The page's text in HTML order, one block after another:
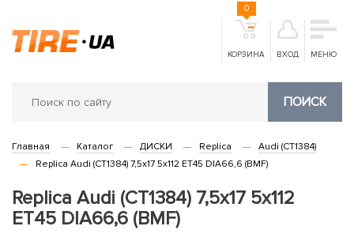
КОРЗИНА
0
ВХОД МЕНЮ
ПОИСК
Главная Каталог ДИСКИ Replica
Audi (CT1384)
Replica Audi (CT1384) 7,5x17 5x112 ET45 DIA66,6 (BMF)
Replica Audi (CT1384) 7,5x17 5x112
ET45 DIA66,6 (BMF)